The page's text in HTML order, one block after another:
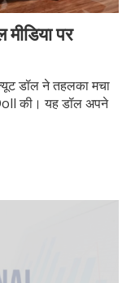
पर
डॉल ने तहलका मचा
की। यह डॉल अपने